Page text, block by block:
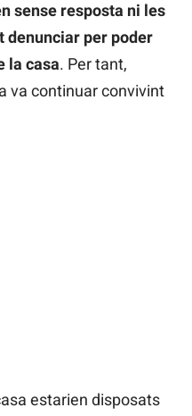
sense resposta ni les
denunciar per poder
la casa. Per tant,
va continuar convivint
estarien disposats